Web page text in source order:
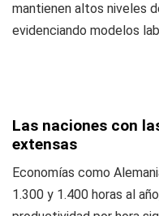
mantienen altos niveles
evidenciando modelos
Las naciones con
extensas
Economías como
1.300 y 1.400 horas al